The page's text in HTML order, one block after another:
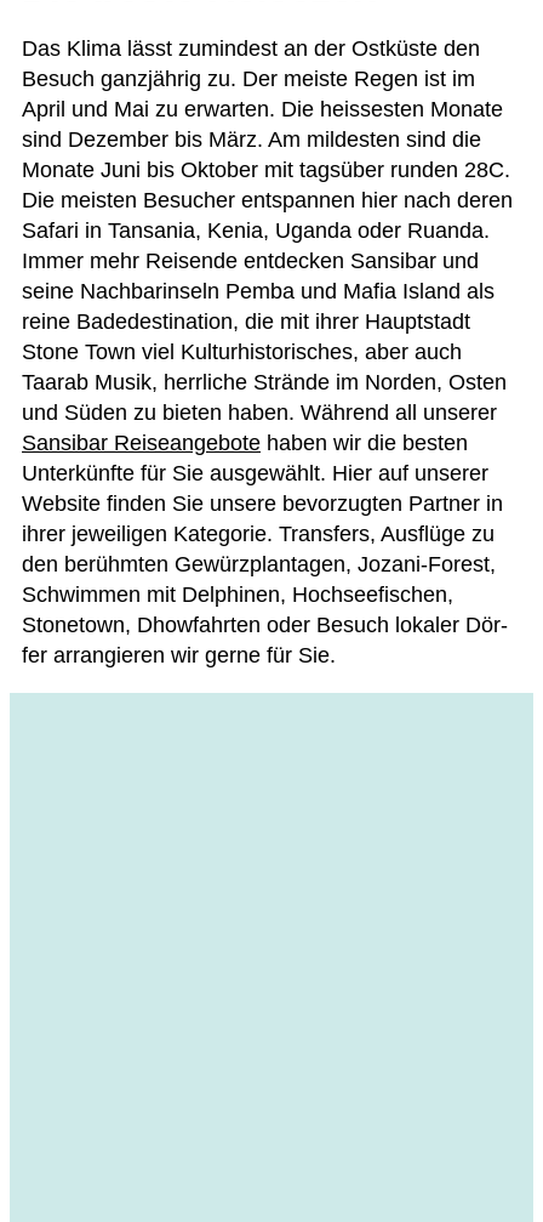
Das Klima lässt zumin­dest an der Ost­küste den
Besuch ganz­jäh­rig zu. Der meiste Regen ist im
April und Mai zu erwar­ten. Die heis­ses­ten Monate
sind Dezem­ber bis März. Am mil­des­ten sind die
Monate Juni bis Okto­ber mit tags­über run­den 28C.
Die meis­ten Besu­cher ent­span­nen hier nach deren
Safari in Tan­sa­nia, Kenia, Uganda oder Ruanda.
Immer mehr Rei­sende ent­de­cken San­si­bar und
seine Nach­bar­inseln Pemba und Mafia Island als
reine Bade­de­sti­na­tion, die mit ihrer Haupt­stadt
Stone Town viel Kul­tur­his­to­ri­sches, aber auch
Taarab Musik, herr­li­che Strände im Nor­den, Osten
und Süden zu bie­ten haben. Wäh­rend all unse­rer
San­si­bar Rei­se­an­ge­bote haben wir die bes­ten
Unter­künfte für Sie aus­ge­wählt. Hier auf unse­rer
Web­site fin­den Sie unsere bevor­zug­ten Part­ner in
ihrer jewei­li­gen Kate­go­rie. Trans­fers, Aus­flüge zu
den berühm­ten Gewürz­plan­ta­gen, Jozani-Forest,
Schwim­men mit Del­phi­nen, Hoch­see­fi­schen,
Stone­town, Dhow­fahr­ten oder Besuch loka­ler Dör­
fer arran­gie­ren wir gerne für Sie.